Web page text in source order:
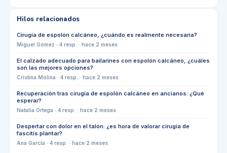
Hilos relacionados
Cirugía de espolón calcáneo, ¿cuándo es realmente necesaria?
Miguel Gómez · 4resp. · hace 2 meses
El calzado adecuado para bailarines con espolón calcáneo, ¿cuáles
son las mejores opciones?
Cristina Molina · 4resp. · hace 2 meses
Recuperación tras cirugía de espolón calcáneo en ancianos: ¿Qué
esperar?
Natalia Ortega · 4resp. · hace 2 meses
Despertar con dolor en el talón: ¿es hora de valorar cirugía de
fascitis plantar?
Ana García · 4resp. · hace 2 meses